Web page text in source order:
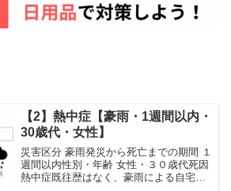
【2】熱中症【豪雨・1週間以内・
30歳代・女性】
災害区分 豪雨発災から死亡までの期間 １
週間以内性別・年齢 女性・３０歳代死因
熱中症既往歴はなく、豪雨による自宅へ